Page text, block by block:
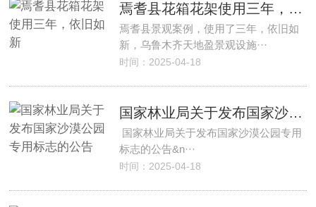
焉耆县花箱花架使用三年，依旧如新
焉耆县景观案例，使用了三年，依旧如
新，乌鲁木齐天地盈景观设施···
时间：2025-04-18
国家林业局关于发布国家沙漠公园专用标志的公告
国家林业局关于发布国家沙漠公园专用
标志的公告&n···
时间：2025-04-18